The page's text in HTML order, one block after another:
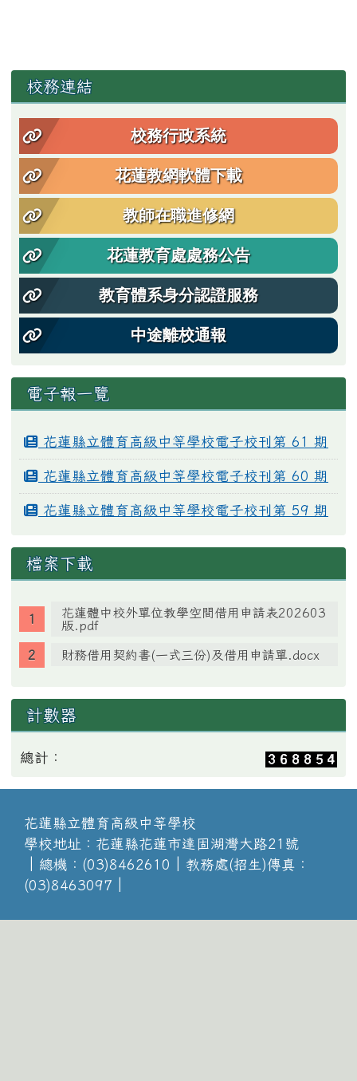
左邊區域內容
校務連結
校務行政系統
花蓮教網軟體下載
教師在職進修網
花蓮教育處處務公告
教育體系身分認證服務
中途離校通報
電子報一覽
花蓮縣立體育高級中等學校電子校刊第 61 期
花蓮縣立體育高級中等學校電子校刊第 60 期
花蓮縣立體育高級中等學校電子校刊第 59 期
檔案下載
花蓮體中校外單位教學空間借用申請表202603
版.pdf
財務借用契約書(一式三份)及借用申請單.docx
計數器
總計：
花蓮縣立體育高級中等學校
學校地址：花蓮縣花蓮市達固湖灣大路21號
│總機：(03)8462610│教務處(招生)傳真：
(03)8463097│